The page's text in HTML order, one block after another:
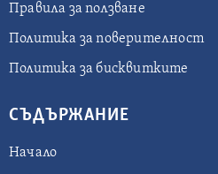
Правила за ползване
Политика за поверителност
Политика за бисквитките
СЪДЪРЖАНИЕ
Начало